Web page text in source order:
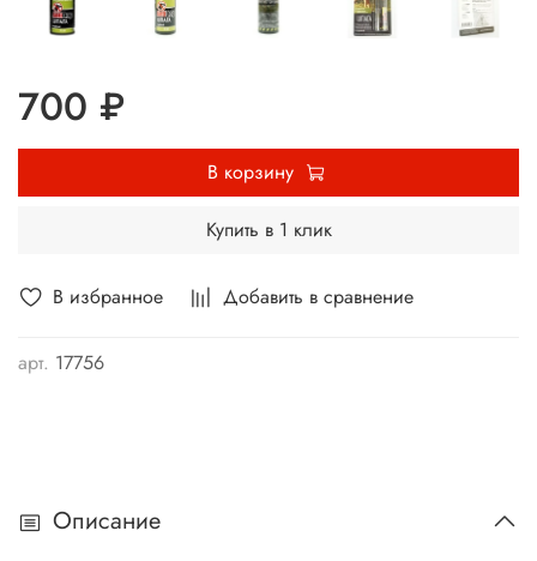
В избранное Добавить в сравнение
арт. 17756
700 ₽
В корзину
Купить в 1 клик
Описание